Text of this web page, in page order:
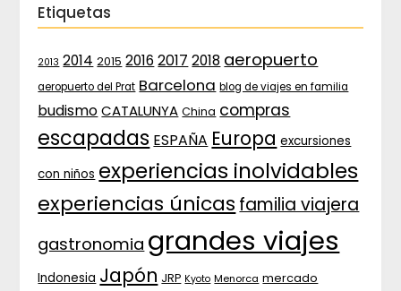
Etiquetas
2013 2014 2015 2016 2017 2018 aeropuerto
aeropuerto del Prat Barcelona blog de viajes en familia
budismo CATALUNYA China compras
escapadas ESPAÑA Europa excursiones
con niños experiencias inolvidables
experiencias únicas familia viajera
gastronomia grandes viajes
Indonesia Japón JRP Kyoto Menorca mercado